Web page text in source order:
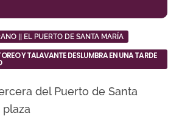
|| EL PUERTO DE SANTA MARÍA
Y TALAVANTE DESLUMBRA EN UNA TARDE